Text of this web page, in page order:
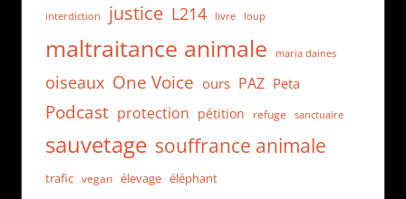
interdiction justice L214 livre loup
maltraitance animale maria daines
oiseaux One Voice ours PAZ Peta
Podcast protection pétition refuge sanctuaire
sauvetage souffrance animale
trafic vegan élevage éléphant